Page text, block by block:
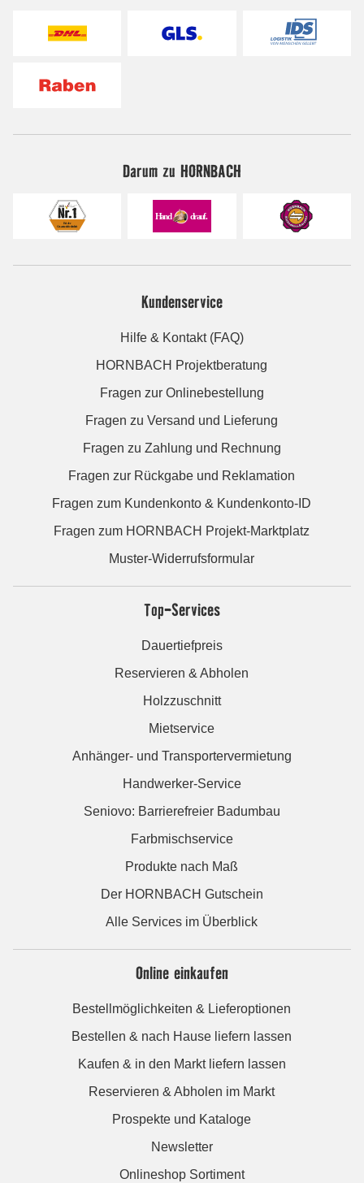
Darum zu HORNBACH
Kundenservice
Hilfe & Kontakt (FAQ)
HORNBACH Projektberatung
Fragen zur Onlinebestellung
Fragen zu Versand und Lieferung
Fragen zu Zahlung und Rechnung
Fragen zur Rückgabe und Reklamation
Fragen zum Kundenkonto & Kundenkonto-ID
Fragen zum HORNBACH Projekt-Marktplatz
Muster-Widerrufsformular
Top-Services
Dauertiefpreis
Reservieren & Abholen
Holzzuschnitt
Mietservice
Anhänger- und Transportervermietung
Handwerker-Service
Seniovo: Barrierefreier Badumbau
Farbmischservice
Produkte nach Maß
Der HORNBACH Gutschein
Alle Services im Überblick
Online einkaufen
Bestellmöglichkeiten & Lieferoptionen
Bestellen & nach Hause liefern lassen
Kaufen & in den Markt liefern lassen
Reservieren & Abholen im Markt
Prospekte und Kataloge
Newsletter
Onlineshop Sortiment